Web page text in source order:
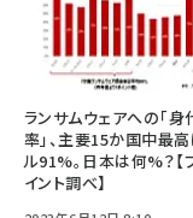
ランサムウェアへの「
率」、主要15か国中最
ル91%。日本は何%？【
イント調べ】